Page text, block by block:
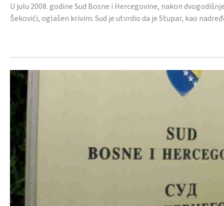
U julu 2008. godine Sud Bosne i Hercegovine, nakon
Šekovići, oglašen krivim. Sud je utvrdio da je Stupar, kao